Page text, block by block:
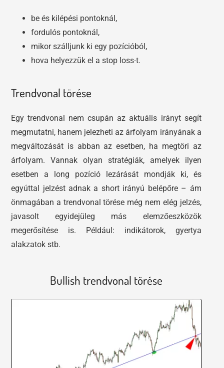
be és kilépési pontoknál,
fordulós pontoknál,
mikor szálljunk ki egy pozícióból,
hova helyezzük el a stop loss-t.
Trendvonal törése
Egy trendvonal nem csupán az aktuális irányt segít
megmutatni, hanem jelezheti az árfolyam irányának a
megváltozását is abban az esetben, ha megtöri az
árfolyam. Vannak olyan stratégiák, amelyek ilyen
esetben a long pozíció lezárását mondják ki, és
egyúttal jelzést adnak a short irányú belépőre – ám
önmagában a trendvonal törése még nem elég jelzés,
javasolt egyidejüleg más elemzőeszközök
megerősítése is. Például: indikátorok, gyertya
alakzatok stb.
Bullish trendvonal törése